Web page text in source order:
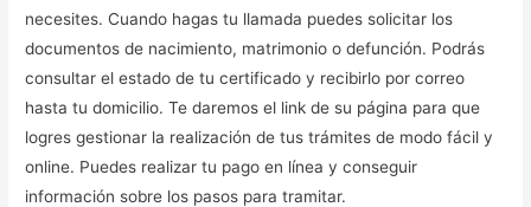
necesites. Cuando hagas tu llamada puedes solicitar los
documentos de nacimiento, matrimonio o defunción. Podrás
consultar el estado de tu certificado y recibirlo por correo
hasta tu domicilio. Te daremos el link de su página para que
logres gestionar la realización de tus trámites de modo fácil y
online. Puedes realizar tu pago en línea y conseguir
información sobre los pasos para tramitar.